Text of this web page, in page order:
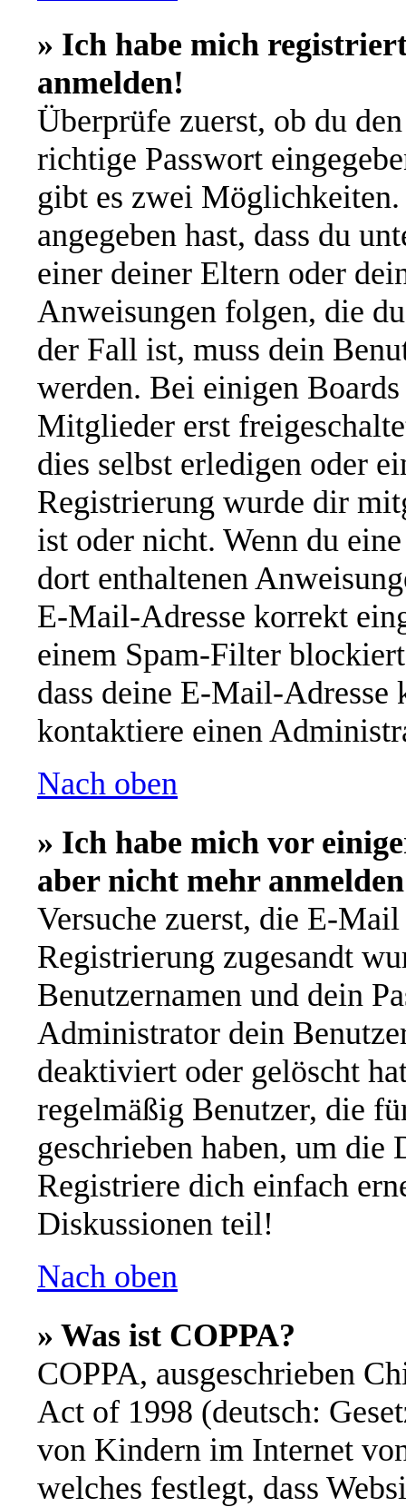
» Ich habe mich
anmelden!
Überprüfe zuerst, ob du
richtige Passwort
gibt es zwei
angegeben hast, dass du
einer deiner Eltern oder
Anweisungen folgen, die
der Fall ist, muss dein
werden. Bei einigen
Mitglieder erst
dies selbst erledigen oder
Registrierung wurde dir
ist oder nicht. Wenn du
dort enthaltenen
E-Mail-Adresse korrekt
einem Spam-Filter
dass deine E-Mail-Adresse
kontaktiere einen
Nach oben
» Ich habe mich vor
aber nicht mehr
Versuche zuerst, die E-
Registrierung zugesandt
Benutzernamen und dein
Administrator dein
deaktiviert oder gelöscht
regelmäßig Benutzer, die
geschrieben haben, um die
Registriere dich einfach
Diskussionen teil!
Nach oben
» Was ist COPPA?
COPPA, ausgeschrieben
Act of 1998 (deutsch:
von Kindern im Internet
welches festlegt, dass